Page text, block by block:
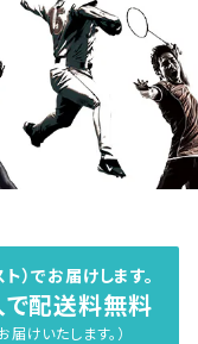
でお届けします。
配送料無料
けいたします。）